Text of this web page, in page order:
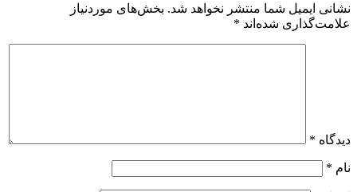
نشانی ایمیل شما منتشر نخواهد شد. بخش‌های موردنیاز
علامت‌گذاری شده‌اند *
دیدگاه *
نام *